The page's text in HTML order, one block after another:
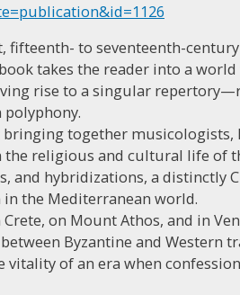
fifteenth- to seventeenth-
takes the reader into a world
rise to a singular
together musicologists,
religious and cultural life of
and hybridizations, a distinctly
the Mediterranean world.
on Mount Athos, and in
Byzantine and Western
of an era when